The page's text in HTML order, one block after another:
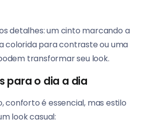
detalhes: um cinto marcando a
colorida para contraste ou uma
transformar seu look.
para o dia a dia
conforto é essencial, mas estilo
look casual: